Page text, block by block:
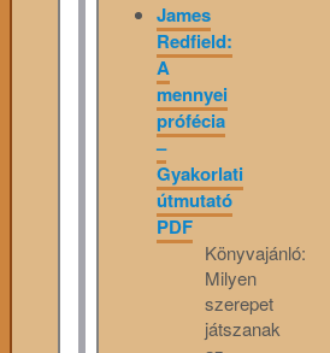
James
Redfield:
A
mennyei
prófécia
–
Gyakorlati
útmutató
PDF
Könyvajánló:
Milyen
szerepet
játszanak